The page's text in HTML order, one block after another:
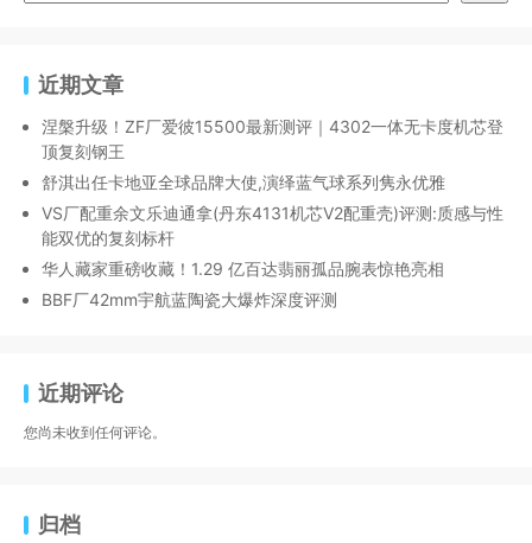
近期文章
涅槃升级！ZF厂爱彼15500最新测评｜4302一体无卡度机芯登
顶复刻钢王
舒淇出任卡地亚全球品牌大使,演绎蓝气球系列隽永优雅
VS厂配重余文乐迪通拿(丹东4131机芯V2配重壳)评测:质感与性
能双优的复刻标杆
华人藏家重磅收藏！1.29 亿百达翡丽孤品腕表惊艳亮相
BBF厂42mm宇航蓝陶瓷大爆炸深度评测
近期评论
您尚未收到任何评论。
归档